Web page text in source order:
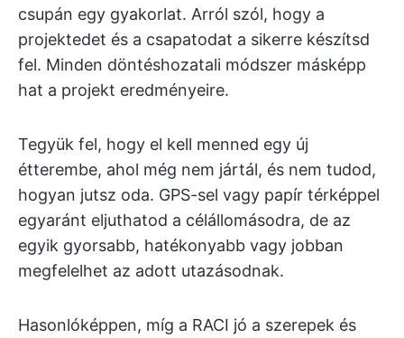
csupán egy gyakorlat. Arról szól, hogy a
projektedet és a csapatodat a sikerre készítsd
fel. Minden döntéshozatali módszer másképp
hat a projekt eredményeire.
Tegyük fel, hogy el kell menned egy új
étterembe, ahol még nem jártál, és nem tudod,
hogyan jutsz oda. GPS-sel vagy papír térképpel
egyaránt eljuthatod a célállomásodra, de az
egyik gyorsabb, hatékonyabb vagy jobban
megfelelhet az adott utazásodnak.
Hasonlóképpen, míg a RACI jó a szerepek és